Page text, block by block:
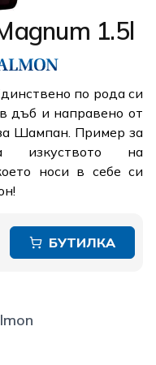
1.5l
по рода си
дъб и направено от
Шампан. Пример за
изкуството на
носи в себе си
БУТИЛКА